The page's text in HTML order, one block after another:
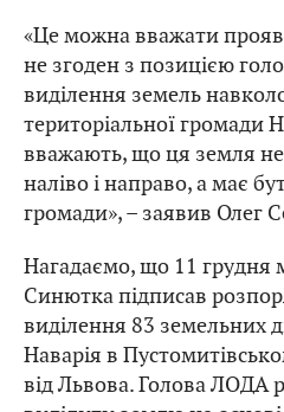
«Це можна вважати
не згоден з позицією
виділення земель
територіальної громади
вважають, що ця земля
наліво і направо, а має
громади», – заявив Олег
Нагадаємо, що 11 грудня
Синютка підписав
виділення 83 земельних
Наварія в
від Львова. Голова ЛОДА